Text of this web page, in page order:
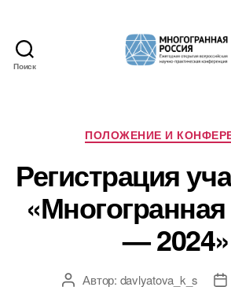
Поиск
Рубрики
ПОЛОЖЕНИЕ И
Регистрация
— 2024»
АвторАвтор: davlyatova_k_s